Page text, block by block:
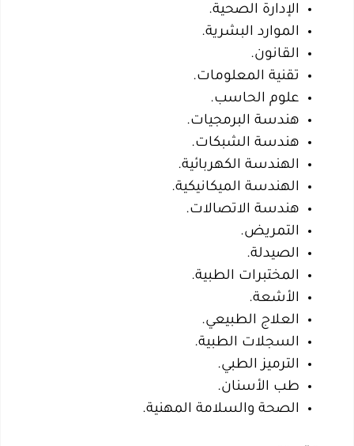
الإدارة الصحية.
الموارد البشرية.
القانون.
تقنية المعلومات.
علوم الحاسب.
هندسة البرمجيات.
هندسة الشبكات.
الهندسة الكهربائية.
الهندسة الميكانيكية.
هندسة الاتصالات.
التمريض.
الصيدلة.
المختبرات الطبية.
الأشعة.
العلاج الطبيعي.
السجلات الطبية.
الترميز الطبي.
طب الأسنان.
الصحة والسلامة المهنية.